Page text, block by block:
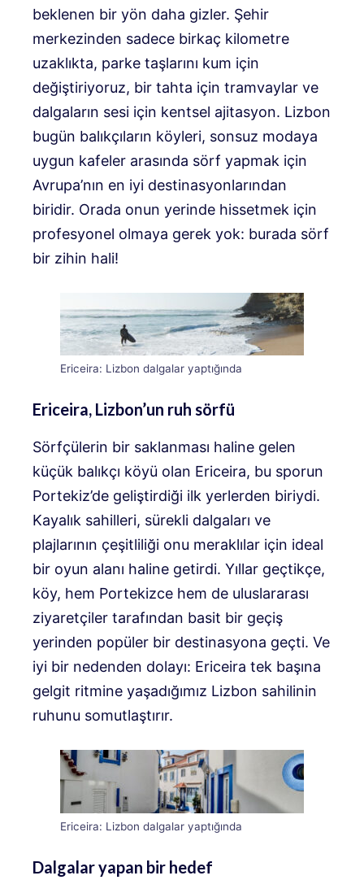
beklenen bir yön daha gizler. Şehir
merkezinden sadece birkaç kilometre
uzaklıkta, parke taşlarını kum için
değiştiriyoruz, bir tahta için tramvaylar ve
dalgaların sesi için kentsel ajitasyon. Lizbon
bugün balıkçıların köyleri, sonsuz modaya
uygun kafeler arasında sörf yapmak için
Avrupa’nın en iyi destinasyonlarından
biridir. Orada onun yerinde hissetmek için
profesyonel olmaya gerek yok: burada sörf
bir zihin hali!
Ericeira: Lizbon dalgalar yaptığında
Ericeira, Lizbon’un ruh sörfü
Sörfçülerin bir saklanması haline gelen
küçük balıkçı köyü olan Ericeira, bu sporun
Portekiz’de geliştirdiği ilk yerlerden biriydi.
Kayalık sahilleri, sürekli dalgaları ve
plajlarının çeşitliliği onu meraklılar için ideal
bir oyun alanı haline getirdi. Yıllar geçtikçe,
köy, hem Portekizce hem de uluslararası
ziyaretçiler tarafından basit bir geçiş
yerinden popüler bir destinasyona geçti. Ve
iyi bir nedenden dolayı: Ericeira tek başına
gelgit ritmine yaşadığımız Lizbon sahilinin
ruhunu somutlaştırır.
Ericeira: Lizbon dalgalar yaptığında
Dalgalar yapan bir hedef